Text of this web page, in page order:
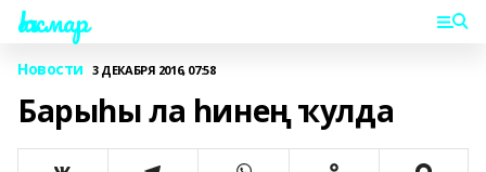
Һаҡмар
Новости 3 ДЕКАБРЯ 2016, 07:58
Барыһы ла һинең ҡулда